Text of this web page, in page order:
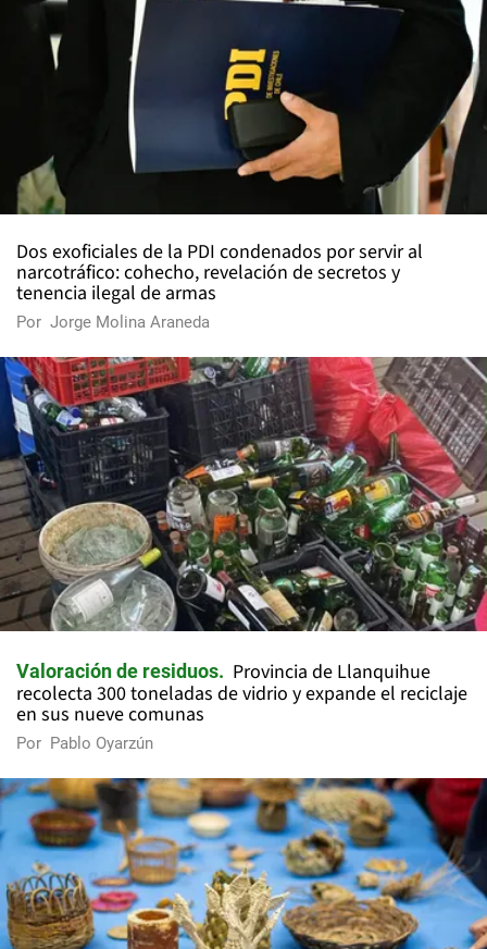
Dos exoficiales de la PDI condenados por servir al
narcotráfico: cohecho, revelación de secretos y
tenencia ilegal de armas
Por Jorge Molina Araneda
Valoración de residuos
Provincia de Llanquihue
recolecta 300 toneladas de vidrio y expande el reciclaje
en sus nueve comunas
Por Pablo Oyarzún